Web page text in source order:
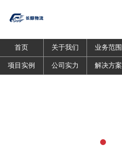
首页 关于我们 业务范围
项目实例 公司实力 解决方案